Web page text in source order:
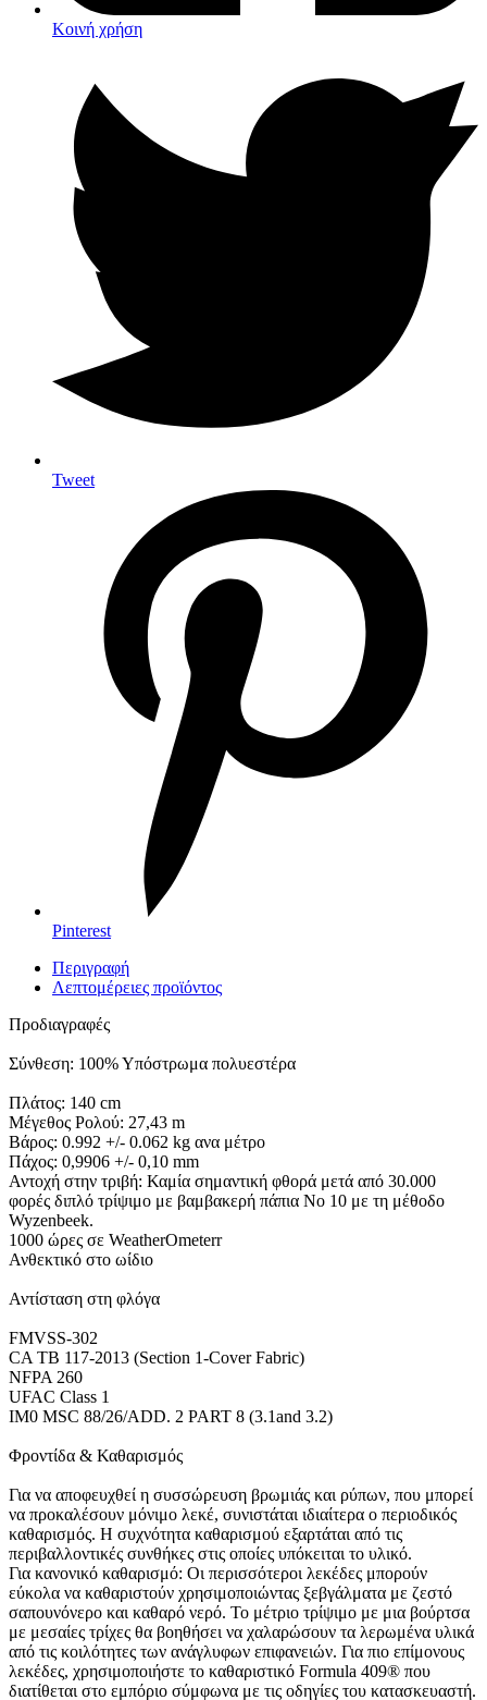
Κοινή χρήση
Tweet
Pinterest
Περιγραφή
Λεπτομέρειες προϊόντος
Προδιαγραφές
Σύνθεση: 100% Υπόστρωμα πολυεστέρα
Πλάτος: 140 cm
Μέγεθος Ρολού: 27,43 m
Βάρος: 0.992 +/- 0.062 kg ανα μέτρο
Πάχος: 0,9906 +/- 0,10 mm
Αντοχή στην τριβή: Καμία σημαντική φθορά μετά από 30.000
φορές διπλό τρίψιμο με βαμβακερή πάπια Νο 10 με τη μέθοδο
Wyzenbeek.
1000 ώρες σε WeatherOmeterr
Ανθεκτικό στο ωίδιο
Αντίσταση στη φλόγα
FMVSS-302
CA TB 117-2013 (Section 1-Cover Fabric)
NFPA 260
UFAC Class 1
IM0 MSC 88/26/ADD. 2 PART 8 (3.1and 3.2)
Φροντίδα & Καθαρισμός
Για να αποφευχθεί η συσσώρευση βρωμιάς και ρύπων, που μπορεί
να προκαλέσουν μόνιμο λεκέ, συνιστάται ιδιαίτερα ο περιοδικός
καθαρισμός. Η συχνότητα καθαρισμού εξαρτάται από τις
περιβαλλοντικές συνθήκες στις οποίες υπόκειται το υλικό.
Για κανονικό καθαρισμό: Οι περισσότεροι λεκέδες μπορούν
εύκολα να καθαριστούν χρησιμοποιώντας ξεβγάλματα με ζεστό
σαπουνόνερο και καθαρό νερό. Το μέτριο τρίψιμο με μια βούρτσα
με μεσαίες τρίχες θα βοηθήσει να χαλαρώσουν τα λερωμένα υλικά
από τις κοιλότητες των ανάγλυφων επιφανειών. Για πιο επίμονους
λεκέδες, χρησιμοποιήστε το καθαριστικό Formula 409® που
διατίθεται στο εμπόριο σύμφωνα με τις οδηγίες του κατασκευαστή.